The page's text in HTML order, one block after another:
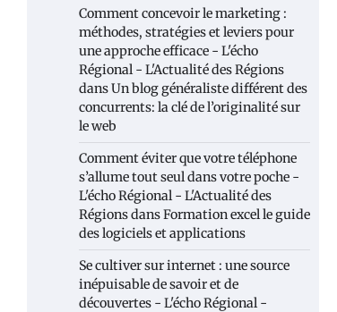
Comment concevoir le marketing :
méthodes, stratégies et leviers pour
une approche efficace - L'écho
Régional - L'Actualité des Régions
dansUn blog généraliste différent des
concurrents: la clé de l’originalité sur
le web
Comment éviter que votre téléphone
s’allume tout seul dans votre poche -
L'écho Régional - L'Actualité des
RégionsdansFormation excel le guide
des logiciels et applications
Se cultiver sur internet : une source
inépuisable de savoir et de
découvertes - L'écho Régional -